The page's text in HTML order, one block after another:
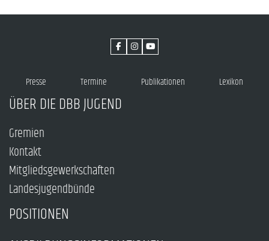
Presse Termine Publikationen Lexikon
ÜBER DIE DBB JUGEND
Gremien
Kontakt
Mitgliedsgewerkschaften
Landesjugendbünde
POSITIONEN